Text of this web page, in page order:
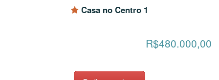
Casa no Centro 1
R$480.000,00